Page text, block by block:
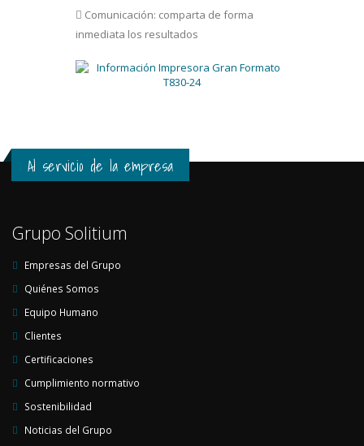
Comunicación: comparta de forma
inmediata los resultados
Al servicio de la empresa
Grupo Solitium
Empresas del Grupo
Quiénes Somos
Equipo Humano
Clientes
Certificaciones
Cumplimiento normativo
Sostenibilidad
Noticias del Grupo